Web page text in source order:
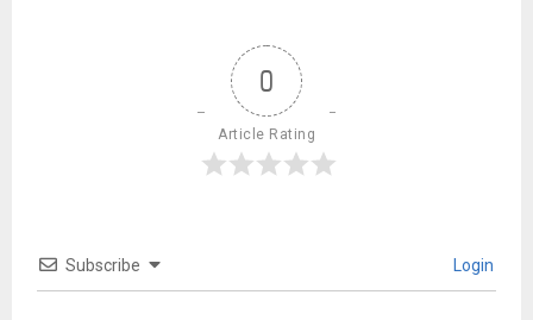
0
Article Rating
Subscribe Login